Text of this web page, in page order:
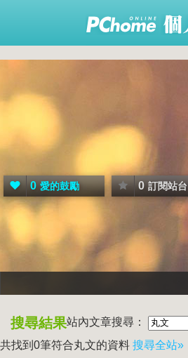
0 愛的鼓勵 0 訂閱站台
搜尋結果站內文章搜尋：
共找到0筆符合丸文的資料 搜尋全站»